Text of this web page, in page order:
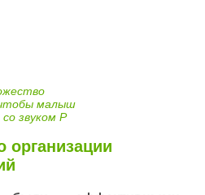
малыш
звуком Р